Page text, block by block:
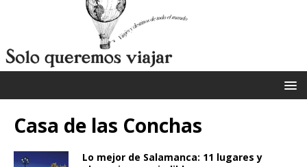
Casa de las Conchas
Lo mejor de Salamanca: 11 lugares y